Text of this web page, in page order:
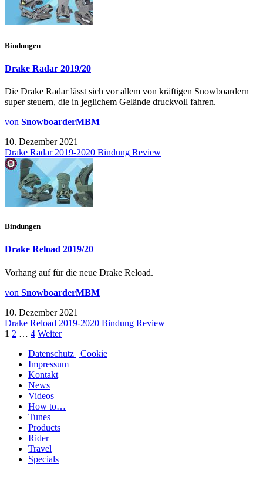
Bindungen
Drake Radar 2019/20
Die Drake Radar lässt sich vor allem von kräftigen Snowboardern
super steuern, die in jeglichem Gelände druckvoll fahren.
von SnowboarderMBM
10. Dezember 2021
Drake Radar 2019-2020 Bindung Review
Bindungen
Drake Reload 2019/20
Vorhang auf für die neue Drake Reload.
von SnowboarderMBM
10. Dezember 2021
Drake Reload 2019-2020 Bindung Review
1 2 … 4 Weiter
Datenschutz | Cookie
Impressum
Kontakt
News
Videos
How to…
Tunes
Products
Rider
Travel
Specials